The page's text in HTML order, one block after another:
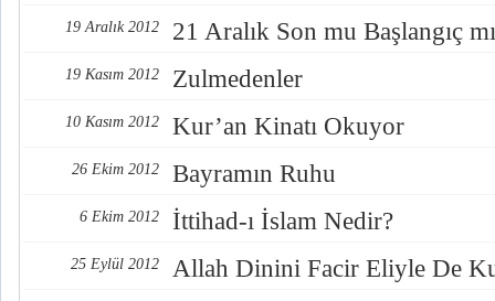
19 Aralık 2012 21 Aralık Son mu Başlangıç
19 Kasım 2012 Zulmedenler
10 Kasım 2012 Kur’an Kinatı Okuyor
26 Ekim 2012 Bayramın Ruhu
6 Ekim 2012 İttihad-ı İslam Nedir?
25 Eylül 2012 Allah Dinini Facir Eliyle De